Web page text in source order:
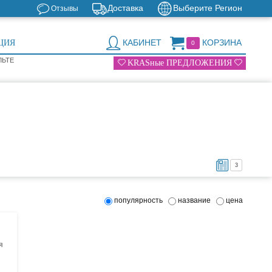
Выберите Регион
Доставка
Отзывы
0 КОРЗИНА
КАБИНЕТ
KRASные ПРЕДЛОЖЕНИЯ
3
популярность название цена